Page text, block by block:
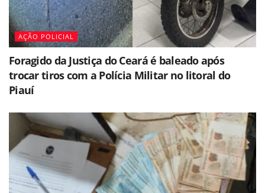
AÇÃO POLICIAL
Foragido da Justiça do Ceará é baleado após
trocar tiros com a Polícia Militar no litoral do
Piauí